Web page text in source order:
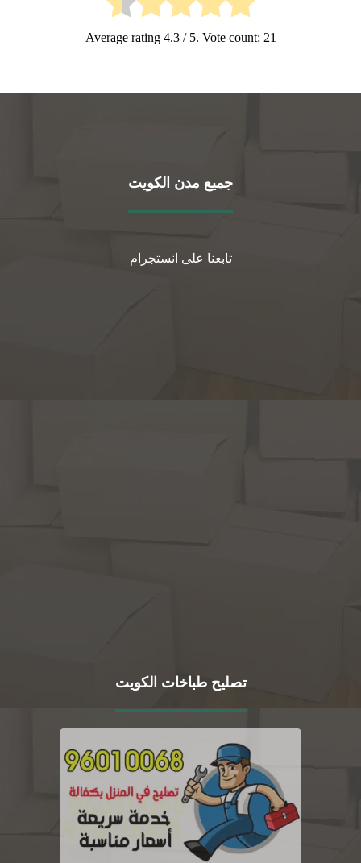
Average rating 4.3/ 5. Vote count: 21
جميع مدن الكويت
تابعنا على انستجرام
تصليح طباخات الكويت